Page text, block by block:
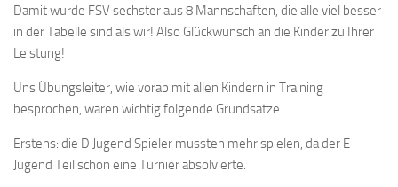
Damit wurde FSV sechster aus 8 Mannschaften, die alle viel besser
in der Tabelle sind als wir! Also Glückwunsch an die Kinder zu Ihrer
Leistung!
Uns Übungsleiter, wie vorab mit allen Kindern in Training
besprochen, waren wichtig folgende Grundsätze.
Erstens: die D Jugend Spieler mussten mehr spielen, da der E
Jugend Teil schon eine Turnier absolvierte.